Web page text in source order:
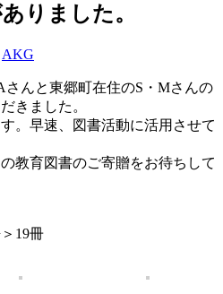
りました。
AKG
んと東郷町在住のS・Mさんの
きました。
。早速、図書活動に活用させて
教育図書のご寄贈をお待ちして
19冊